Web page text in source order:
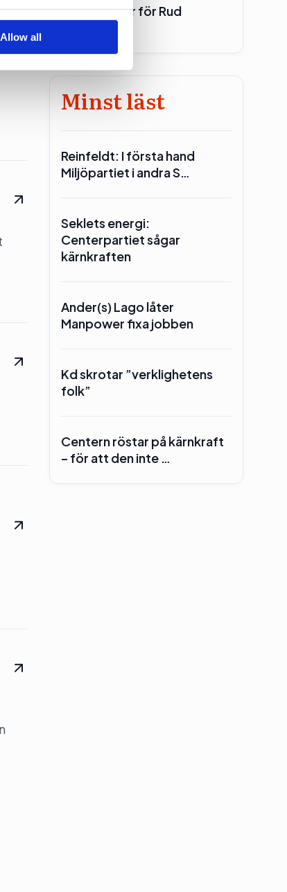
Allow all
700 miljoner för Rud
Pedersen
Minst läst
Reinfeldt: I första hand
Miljöpartiet i andra S…
Seklets energi:
Centerpartiet sågar
kärnkraften
Ander(s) Lago låter
Manpower fixa jobben
Kd skrotar ”verklighetens
folk”
Centern röstar på kärnkraft
– för att den inte …